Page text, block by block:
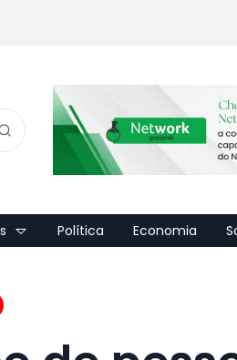
Política Economia